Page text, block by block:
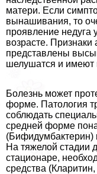
матери. Если
вынашивания, то
проявление недуга
возрасте. Признаки
представлены
шелушатся и имеют
Болезнь может
форме. Патология
соблюдать
средней форме
(Бифидумбактерин)
На тяжелой стадии
стационаре,
средства